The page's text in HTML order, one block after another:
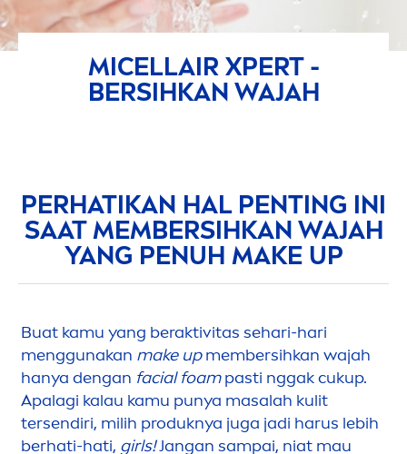
MICELLAIRXPERT -
BERSIHKAN WAJAH
PERHATIKAN HAL PENTING INI
SAAT MEMBERSIHKAN WAJAH
YANG PENUH MAKE UP
Buat kamu yang beraktivitas sehari-hari
menggunakan make upmembersihkan wajah
hanya dengan facial foampasti nggak cukup.
Apalagi kalau kamu punya masalah kulit
tersendiri, milih produknya juga jadi harus lebih
berhati-hati, girls!Jangan sampai, niat mau